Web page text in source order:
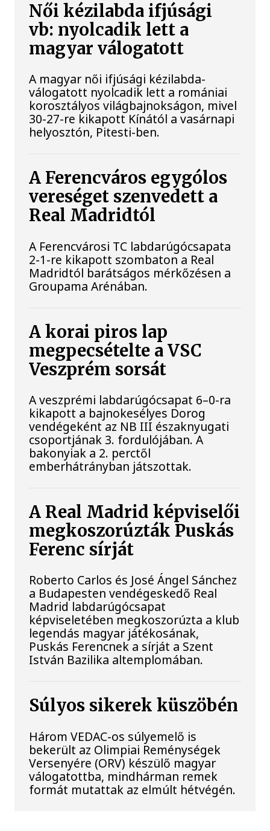
Női kézilabda ifjúsági
vb: nyolcadik lett a
magyar válogatott
A magyar női ifjúsági kézilabda-
válogatott nyolcadik lett a romániai
korosztályos világbajnokságon, mivel
30-27-re kikapott Kínától a vasárnapi
helyosztón, Pitesti-ben.
A Ferencváros egygólos
vereséget szenvedett a
Real Madridtól
A Ferencvárosi TC labdarúgócsapata
2-1-re kikapott szombaton a Real
Madridtól barátságos mérkőzésen a
Groupama Arénában.
A korai piros lap
megpecsételte a VSC
Veszprém sorsát
A veszprémi labdarúgócsapat 6–0-ra
kikapott a bajnokesélyes Dorog
vendégeként az NB III északnyugati
csoportjának 3. fordulójában. A
bakonyiak a 2. perctől
emberhátrányban játszottak.
A Real Madrid képviselői
megkoszorúzták Puskás
Ferenc sírját
Roberto Carlos és José Ángel Sánchez
a Budapesten vendégeskedő Real
Madrid labdarúgócsapat
képviseletében megkoszorúzta a klub
legendás magyar játékosának,
Puskás Ferencnek a sírját a Szent
István Bazilika altemplomában.
Súlyos sikerek küszöbén
Három VEDAC-os súlyemelő is
bekerült az Olimpiai Reménységek
Versenyére (ORV) készülő magyar
válogatottba, mindhárman remek
formát mutattak az elmúlt hétvégén.